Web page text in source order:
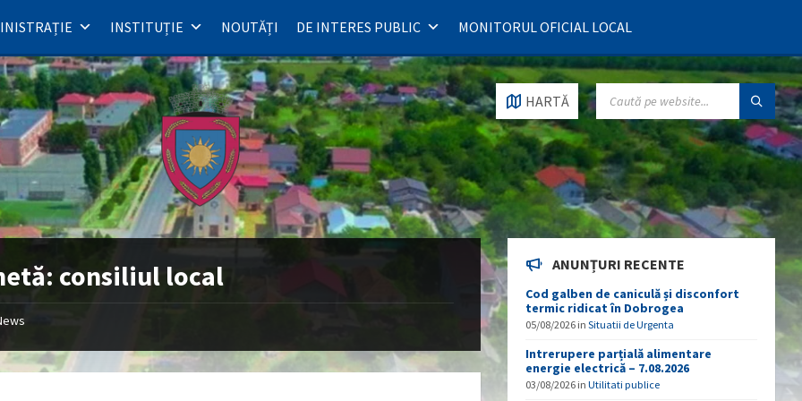
INSTITUȚIE NOUTĂȚI DE INTERES PUBLIC MONITORUL OFICIAL LOCAL
HARTĂ
SEARCH:
consiliul local ANUNȚURI RECENTE
Cod galben de caniculă și disconfort
termic ridicat în Dobrogea
05/08/2026 inSituatii de Urgenta
Intrerupere parțială alimentare
energie electrică – 7.08.2026
03/08/2026 inUtilitati publice